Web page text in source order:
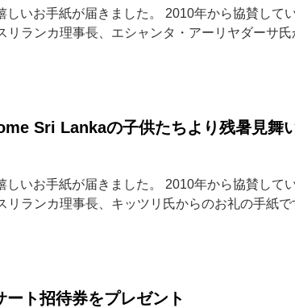
しいお手紙が届きました。 2010年から協賛して
リランカ理事長、エシャンタ・アーリヤダーサ
Sri Lankaの子供たちより残暑見舞
しいお手紙が届きました。 2010年から協賛して
リランカ理事長、キッツリ氏からのお礼の手紙
ート招待券をプレゼント